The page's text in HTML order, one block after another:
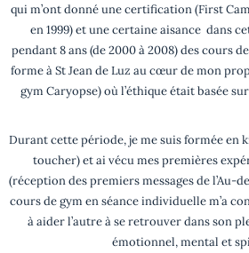
qui m’ont donné une certification (First
en 1999) et une certaine aisance dans
pendant 8 ans (de 2000 à 2008) des cours
forme à St Jean de Luz au cœur de mon
gym Caryopse) où l’éthique était basée
Durant cette période, je me suis formée en
toucher) et ai vécu mes premières
(réception des premiers messages de l’Au-
cours de gym en séance individuelle m’a
à aider l’autre à se retrouver dans son
émotionnel, mental et